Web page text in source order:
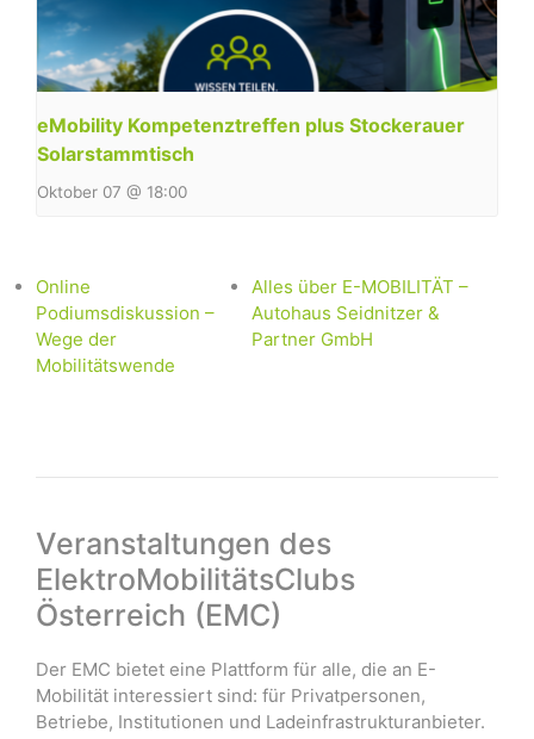
eMobility Kompetenztreffen plus Stockerauer
Solarstammtisch
Oktober 07 @ 18:00
Online
Podiumsdiskussion –
Wege der
Mobilitätswende
Alles über E-MOBILITÄT –
Autohaus Seidnitzer &
Partner GmbH
Veranstaltungen des
ElektroMobilitätsClubs
Österreich (EMC)
Der EMC bietet eine Plattform für alle, die an E-
Mobilität interessiert sind: für Privatpersonen,
Betriebe, Institutionen und Ladeinfrastrukturanbieter.